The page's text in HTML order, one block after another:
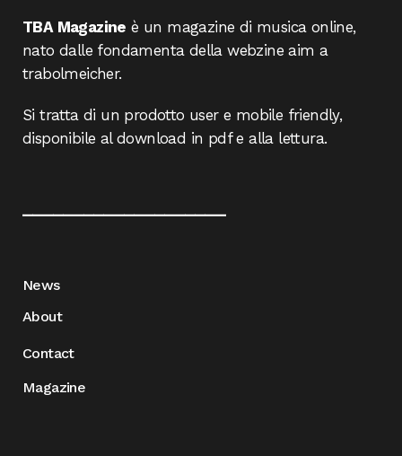
TBA Magazine è un magazine di musica online,
nato dalle fondamenta della webzine aim a
trabolmeicher.
Si tratta di un prodotto user e mobile friendly,
disponibile al download in pdf e alla lettura.
News
About
Contact
Magazine